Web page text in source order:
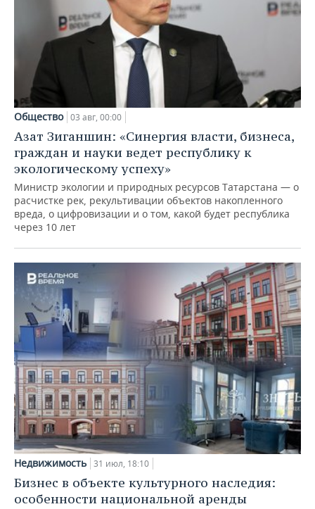
Общество 03 авг, 00:00
Азат Зиганшин: «Синергия власти, бизнеса,
граждан и науки ведет республику к
экологическому успеху»
Министр экологии и природных ресурсов Татарстана — о
расчистке рек, рекультивации объектов накопленного
вреда, о цифровизации и о том, какой будет республика
через 10 лет
Недвижимость 31 июл, 18:10
Бизнес в объекте культурного наследия:
особенности национальной аренды